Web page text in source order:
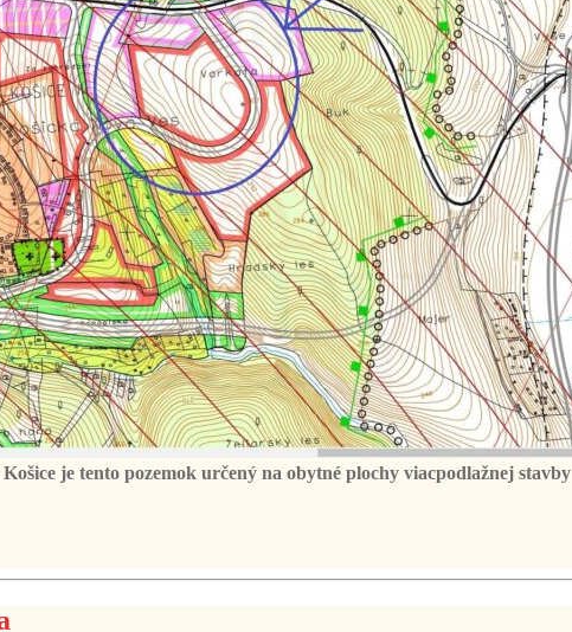
je tento pozemok určený na obytné plochy viacpodlažnej stavby